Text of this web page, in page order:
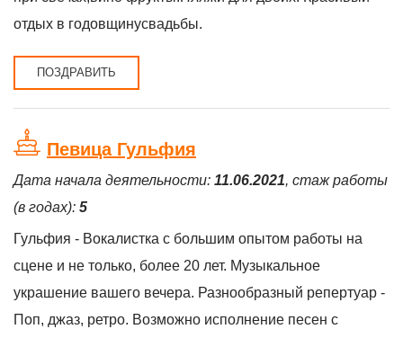
отдых в годовщинусвадьбы.
ПОЗДРАВИТЬ
Певица Гульфия
Дата начала деятельности: 11.06.2021, стаж работы
(в годах): 5
Гульфия - Вокалистка с большим опытом работы на
сцене и не только, более 20 лет. Музыкальное
украшение вашего вечера. Разнообразный репертуар -
Поп, джаз, ретро. Возможно исполнение песен с